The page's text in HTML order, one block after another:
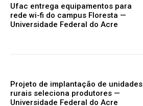
Ufac entrega equipamentos para
rede wi-fi do campus Floresta —
Universidade Federal do Acre
Projeto de implantação de unidades
rurais seleciona produtores —
Universidade Federal do Acre